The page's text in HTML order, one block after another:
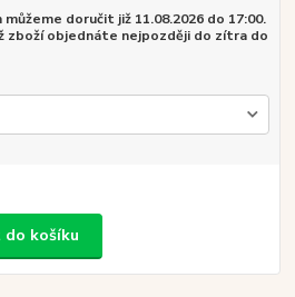
můžeme doručit již 11.08.2026 do 17:00.
zboží objednáte nejpozději do zítra do
do košíku